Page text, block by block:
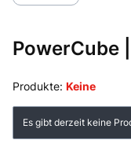
PowerCube
Produkte: Keine
Produktliste
Es gibt derzeit keine